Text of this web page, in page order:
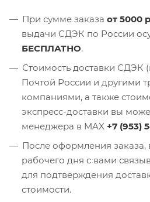
При сумме заказа от 5000
выдачи СДЭК по России
БЕСПЛАТНО.
Стоимость доставки СДЭК
Почтой России и другими
компаниями, а также
экспресс-доставки вы
менеджера в MAX +7 (953)
После оформления заказа,
рабочего дня с вами
для подтверждения
стоимости.